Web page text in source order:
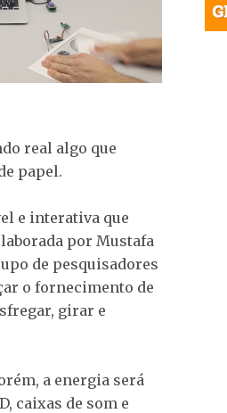
real algo que
papel.
e interativa que
por Mustafa
de pesquisadores
o fornecimento de
girar e
a energia será
caixas de som e